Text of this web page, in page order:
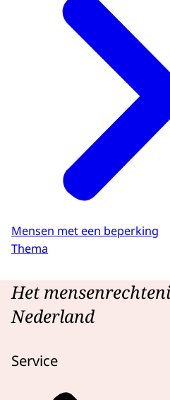
Mensen met een beperking
Thema
Het
Nederland
Service